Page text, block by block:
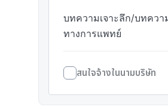
บทความเจาะลึก/บทควา
ทางการแพทย์
สนใจจ้างในนามบริษัท